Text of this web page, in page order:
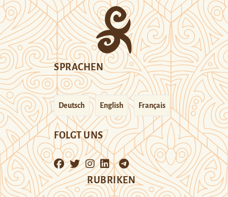
SPRACHEN
Deutsch English Français
FOLGT UNS
RUBRIKEN